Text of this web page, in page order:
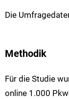
Die
Methodik
Für die Studie
online 1.000